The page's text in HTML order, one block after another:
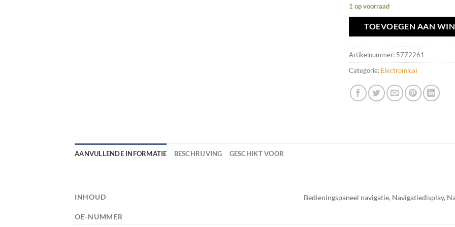
1 op voorraad
TOEVOEGEN AAN
Artikelnummer: 5772261
Categorie: Electro(nica)
AANVULLENDE INFORMATIE BESCHRIJVING GESCHIKT VOOR
INHOUD Bedieningspaneel navigatie, Navigatiedisplay,
OE-NUMMER